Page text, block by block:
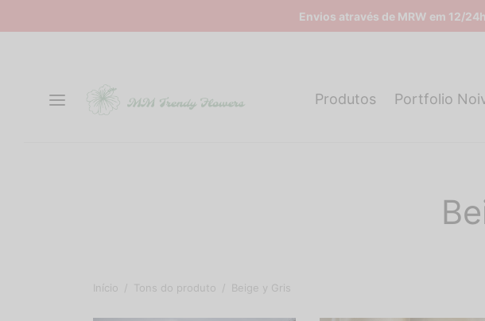
Envios através de MRW em 12/24h
Produtos Portfolio
Início / Tons do produto / Beige y Gris